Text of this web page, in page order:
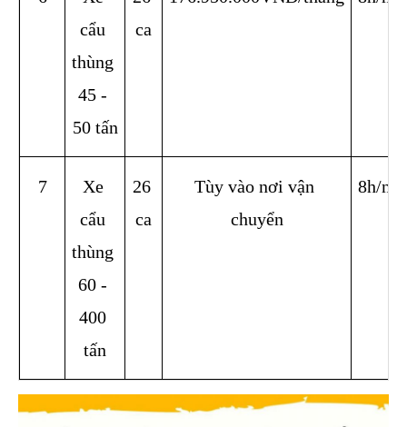
cẩu
thùng
45 -
50 tấn
ca
7
Xe
cẩu
thùng
60 -
400
tấn
26
ca
Tùy vào nơi vận
chuyển
8h/